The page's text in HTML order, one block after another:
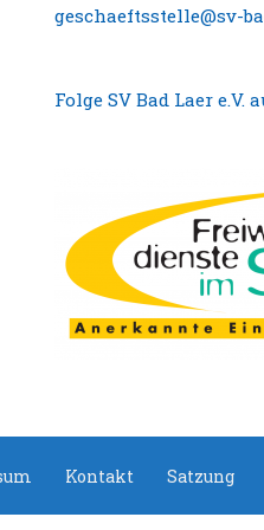
geschaeftsstelle@sv-
Folge SV Bad Laer e.V.
Kontakt Satzung